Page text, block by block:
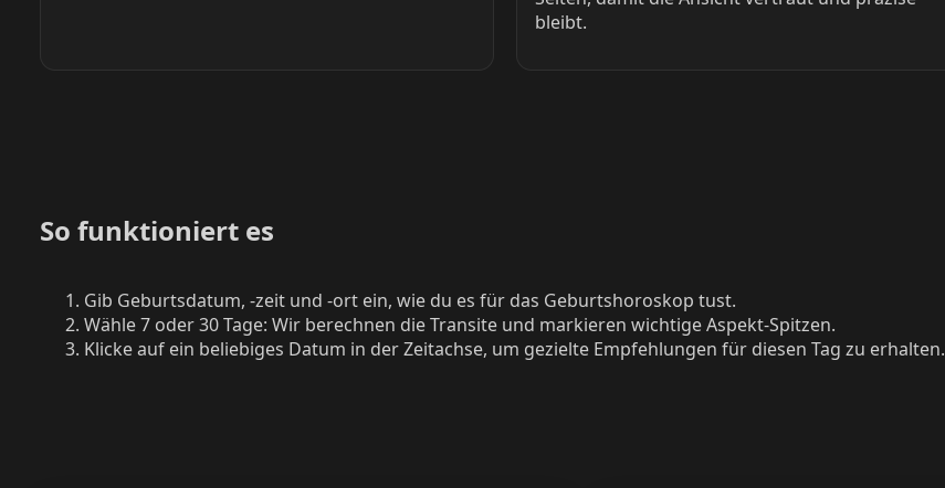
bleibt.
So funktioniert es
Gib Geburtsdatum, -zeit und -ort ein, wie du es für das Geburtshoroskop tust.
Wähle 7 oder 30 Tage: Wir berechnen die Transite und markieren wichtige Aspekt-Spitzen.
Klicke auf ein beliebiges Datum in der Zeitachse, um gezielte Empfehlungen für diesen Tag zu erhalten.